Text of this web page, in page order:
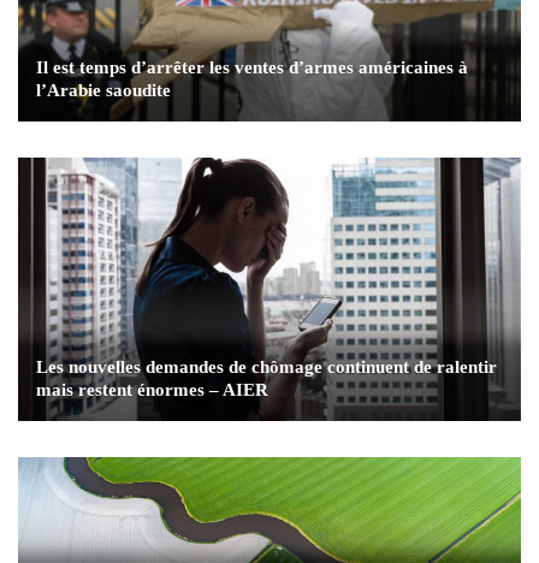
Il est temps d’arrêter les ventes d’armes américaines à
l’Arabie saoudite
Les nouvelles demandes de chômage continuent de ralentir
mais restent énormes – AIER